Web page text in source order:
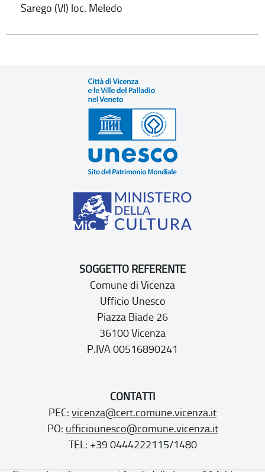
Sarego (VI) loc. Meledo
SOGGETTO REFERENTE
Comune di Vicenza
Ufficio Unesco
Piazza Biade 26
36100 Vicenza
P.IVA 00516890241
CONTATTI
PEC: vicenza@cert.comune.vicenza.it
PO: ufficiounesco@comune.vicenza.it
TEL: +39 0444222115/1480